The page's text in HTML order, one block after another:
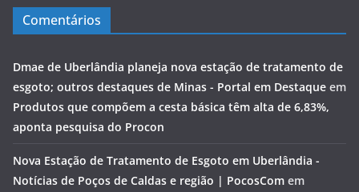
Comentários
Dmae de Uberlândia planeja nova estação de tratamento de
esgoto; outros destaques de Minas - Portal em Destaque em
Produtos que compõem a cesta básica têm alta de 6,83%,
aponta pesquisa do Procon
Nova Estação de Tratamento de Esgoto em Uberlândia -
Notícias de Poços de Caldas e região | PocosCom em